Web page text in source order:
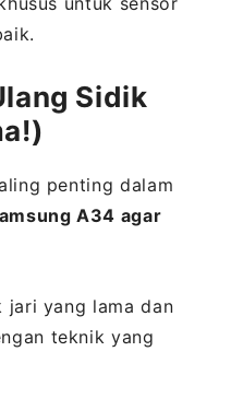
Sidik
penting dalam
A34 agar
jari yang lama dan
teknik yang